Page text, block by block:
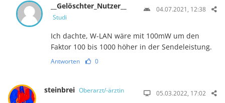
__Gelöschter_Nutzer__
Studi
04.07.2021, 12:38
Ich dachte, W-LAN wäre mit 100mW um den
Faktor 100 bis 1000 höher in der Sendeleistung.
Antworten 0
steinbrei Oberarzt/-ärztin 05.03.2022, 17:02